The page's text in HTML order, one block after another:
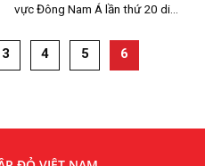
vực Đông Nam Á lần thứ 20 diễn
và Diễn đàn/Hội thảo tập huấn
3 4 5 6